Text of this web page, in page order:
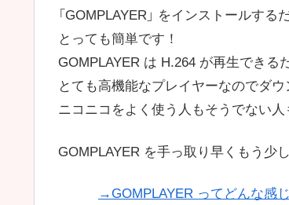
「GOMPLAYER」 をインストールする
とっても簡単です！
GOMPLAYER は H.264 が再生できる
とても高機能なプレイヤーなのでダ
ニコニコをよく使う人もそうでない
GOMPLAYER を手っ取り早くもう少
→GOMPLAYER ってどんな感じ